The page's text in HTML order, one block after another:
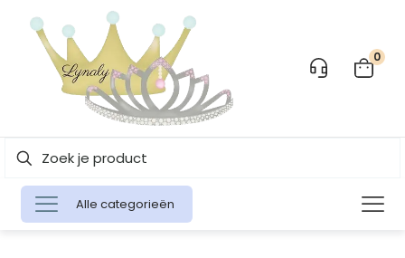
0
Alle categorieën